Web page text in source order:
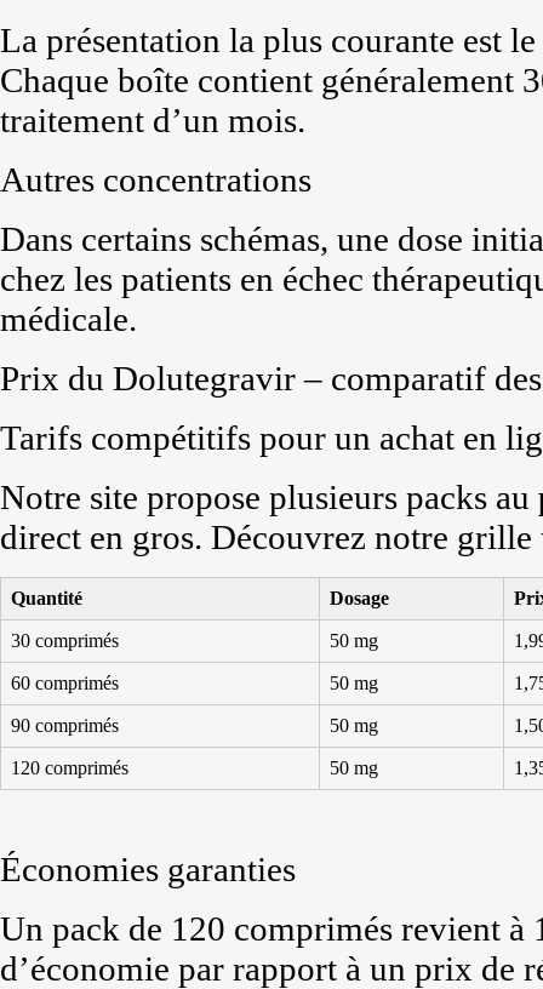
La présentation la plus courante est
Chaque boîte contient généralement
traitement d’un mois.
Autres concentrations
Dans certains schémas, une dose
chez les patients en échec
médicale.
Prix du Dolutegravir – comparatif
Tarifs compétitifs pour un achat en
Notre site propose plusieurs packs au
direct en gros. Découvrez notre
Quantité Dosage
30 comprimés 50 mg
60 comprimés 50 mg
90 comprimés 50 mg
120 comprimés 50 mg
Économies garanties
Un pack de 120 comprimés revient à
d’économie par rapport à un prix de